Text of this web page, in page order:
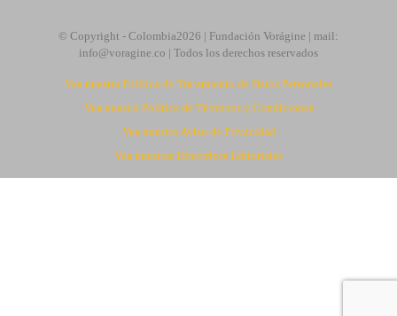
© Copyright - Colombia2026 | Fundación Vorágine | mail:
info@voragine.co | Todos los derechos reservados
Vea nuestra Política de Tratamiento de Datos Personales
Vea nuestra Política de Términos y Condiciones
Vea nuestro Aviso de Privacidad
Vea nuestras Directrices Editoriales